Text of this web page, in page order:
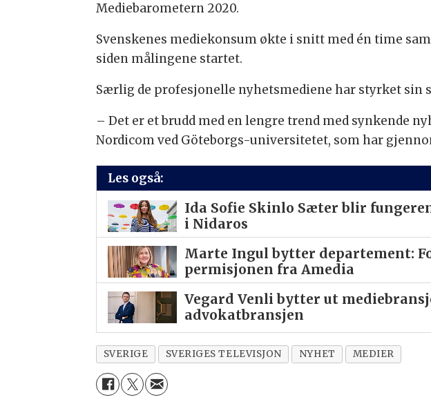
Mediebarometern 2020.
Svenskenes mediekonsum økte i snitt med én time
siden målingene startet.
Særlig de profesjonelle nyhetsmediene har styrket sin
– Det er et brudd med en lengre trend med synkende
Nordicom ved Göteborgs-universitetet, som har
Les også:
Ida Sofie Skinlo Sæter blir
i Nidaros
Marte Ingul bytter departement:
permisjonen fra Amedia
Vegard Venli bytter ut
advokatbransjen
SVERIGE SVERIGES TELEVISJON NYHET MEDIER